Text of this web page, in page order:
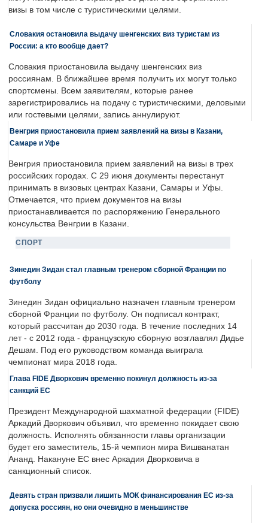
визы в том числе с туристическими целями.
Словакия остановила выдачу шенгенских виз туристам из
России: а кто вообще дает?
Словакия приостановила выдачу шенгенских виз
россиянам. В ближайшее время получить их могут только
спортсмены. Всем заявителям, которые ранее
зарегистрировались на подачу с туристическими, деловыми
или гостевыми целями, запись аннулируют.
Венгрия приостановила прием заявлений на визы в Казани,
Самаре и Уфе
Венгрия приостановила прием заявлений на визы в трех
российских городах. С 29 июня документы перестанут
принимать в визовых центрах Казани, Самары и Уфы.
Отмечается, что прием документов на визы
приостанавливается по распоряжению Генерального
консульства Венгрии в Казани.
СПОРТ
Зинедин Зидан стал главным тренером сборной Франции по
футболу
Зинедин Зидан официально назначен главным тренером
сборной Франции по футболу. Он подписал контракт,
который рассчитан до 2030 года. В течение последних 14
лет - с 2012 года - французскую сборную возглавлял Дидье
Дешам. Под его руководством команда выиграла
чемпионат мира 2018 года.
Глава FIDE Дворкович временно покинул должность из-за
санкций ЕС
Президент Международной шахматной федерации (FIDE)
Аркадий Дворкович объявил, что временно покидает свою
должность. Исполнять обязанности главы организации
будет его заместитель, 15-й чемпион мира Вишванатан
Ананд. Накануне ЕС внес Аркадия Дворковича в
санкционный список.
Девять стран призвали лишить МОК финансирования ЕС из-за
допуска россиян, но они очевидно в меньшинстве